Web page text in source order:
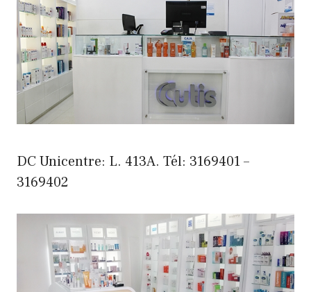
DC Unicentre: L. 413A. Tél: 3169401 –
3169402